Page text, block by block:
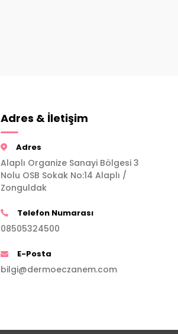
Adres & İletişim
Adres
Alaplı Organize Sanayi Bölgesi 3
Nolu OSB Sokak No:14 Alaplı /
Zonguldak
Telefon Numarası
08505324500
E-Posta
bilgi@dermoeczanem.com